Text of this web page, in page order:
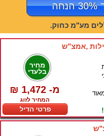
מע"מ כחוק.
מחיר
בלעדי
₪ 1,472 -מ
המחיר לזוג
פרטי הדיל